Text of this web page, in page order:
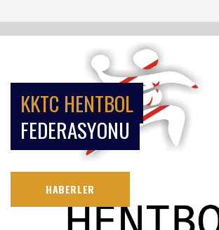
KKTC HENTBOL
FEDERASYONU
HABERLER